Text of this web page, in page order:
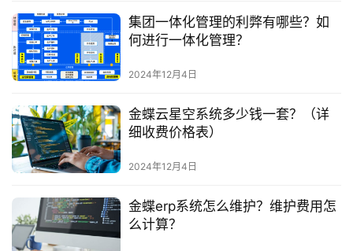
集团一体化管理的利弊有哪些？如
何进行一体化管理？
2024年12月4日
金蝶云星空系统多少钱一套？（详
细收费价格表）
2024年12月4日
金蝶erp系统怎么维护？维护费用怎
么计算？